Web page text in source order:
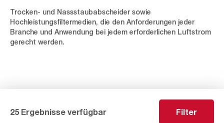
Trocken- und Nassstaubabscheider sowie
Hochleistungsfiltermedien, die den Anforderungen jeder
Branche und Anwendung bei jedem erforderlichen Luftstrom
gerecht werden.
25 Ergebnisse verfügbar Filter